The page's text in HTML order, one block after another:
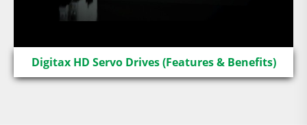
Digitax HD Servo Drives (Features & Benefits)